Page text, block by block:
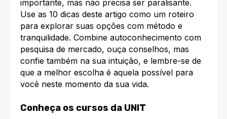
importante, mas não precisa ser paralisante.
Use as 10 dicas deste artigo como um roteiro
para explorar suas opções com método e
tranquilidade. Combine autoconhecimento com
pesquisa de mercado, ouça conselhos, mas
confie também na sua intuição, e lembre-se de
que a melhor escolha é aquela possível para
você neste momento da sua vida.
Conheça os cursos da UNIT